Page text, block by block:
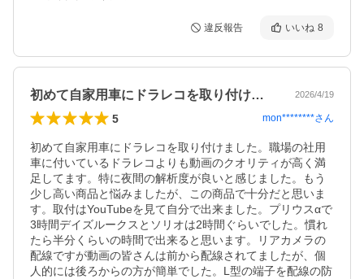
違反報告 いいね 8
初めて自家用車にドラレコを取り付けまし… 2026/4/19
5 mon********さん
初めて自家用車にドラレコを取り付けました。職場の社用
車に付いているドラレコよりも動画のクオリティが高く満
足してます。特に夜間の解析度が良いと感じました。もう
少し高い商品と悩みましたが、この商品で十分だと思いま
す。取付はYouTubeを見て自分で出来ました。プリウスαで
3時間デイズルークスとソリオは2時間ぐらいでした。慣れ
たら半分くらいの時間で出来ると思います。リアカメラの
配線ですが動画の皆さんは前から配線されてましたが、個
人的には後ろからの方が簡単でした。L型の端子を配線の防